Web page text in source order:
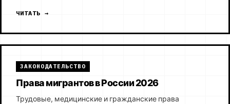
ЧИТАТЬ →
ЗАКОНОДАТЕЛЬСТВО
Права мигрантов в России 2026
Трудовые, медицинские и гражданские права